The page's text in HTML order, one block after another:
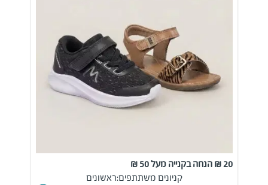
20 ₪ הנחה בקנייה מעל 50 ₪
קניונים משתתפים:ראשונים